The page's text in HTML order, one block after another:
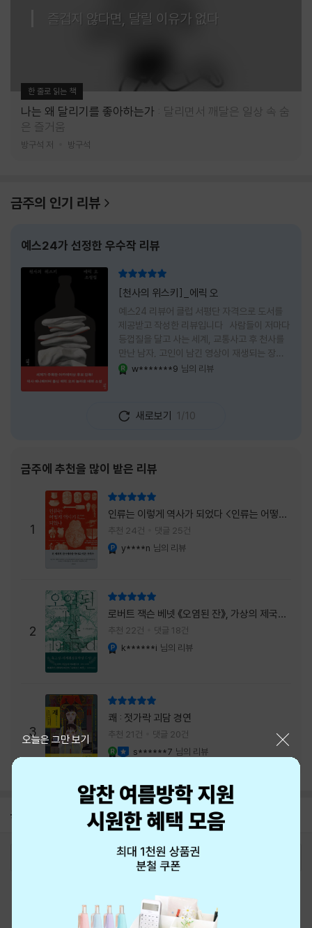
즐겁지 않다면, 달릴 이유가 없다
한 줄로 읽는 책
나는 왜 달리기를 좋아하는가
달리면서 깨달은 일상 속 숨
은 즐거움
방구석 저 방구석
금주의 인기 리뷰
예스24가 선정한 우수작 리뷰
[천사의 위스키]_에릭 오
예스24 리뷰어 클럽 서평단 자격으로 도서를
제공받고 작성한 리뷰입니다 사람들이 저마다
등껍질을 달고 사는 세계, 교통사고 후 천사를
만난 남자, 고인이 남긴 영상이 재생되는 장례
식장에서 똥을 싼 개. 이 책에는 몇 줄만 읽어도
넘어가 있었다. 소설을 읽으면서 잘 만든 단편
애니메이션 여러 편을 차례로 보는 기분이 들었
선명하게 그려졌고, 한 편이 끝날 때마다 질문
이 뒤따라왔다. 감출 수 없는 세계는 더 다정할
까 「등껍질」의 세계에서 사람들은 저마다 다른
등껍질을 달고 살아간다. 몸의 일부이면서 한
사람을 표현하는 수단
w*******9 님의 리뷰
새로보기 1/10
금주에 추천을 많이 받은 리뷰
1
인류는 이렇게 역사가 되었다 <인류는 어떻게
역사가 되었나>
추천 24건 댓글 25건
y****n 님의 리뷰
2
로버트 잭슨 베넷 《오염된 잔》, 가상의 제국이
주는 실감과 미스터리 사건의 치밀함이 이루어
내는 최상의 시너지...
추천 22건 댓글 18건
k******i 님의 리뷰
3
쾌 : 젓가락 괴담 경연
추천 21건 댓글 20건
s******7 님의 리뷰
공지 8월 신용카드 무이자할부 안내
오늘은 그만 보기
최근 본 상품
eBook 1:1문의/채팅상담
예스이십사(주) 사업자 정보